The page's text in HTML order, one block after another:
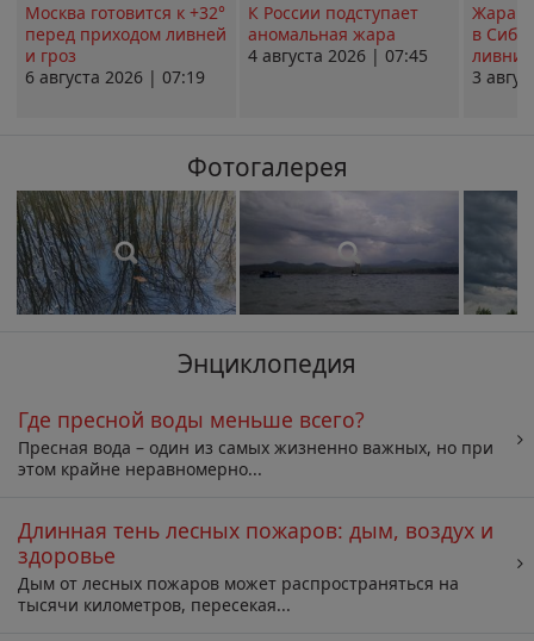
Москва готовится к +32°
перед приходом ливней
и гроз
6 августа 2026 | 07:19
К России подступает
аномальная жара
4 августа 2026 | 07:45
Жара в
в
ливни
3
Фотогалерея
Энциклопедия
Где пресной воды меньше всего?
Пресная вода – один из самых жизненно важных, но при
этом крайне неравномерно...
Длинная тень лесных пожаров: дым, воздух и
здоровье
Дым от лесных пожаров может распространяться на
тысячи километров, пересекая...